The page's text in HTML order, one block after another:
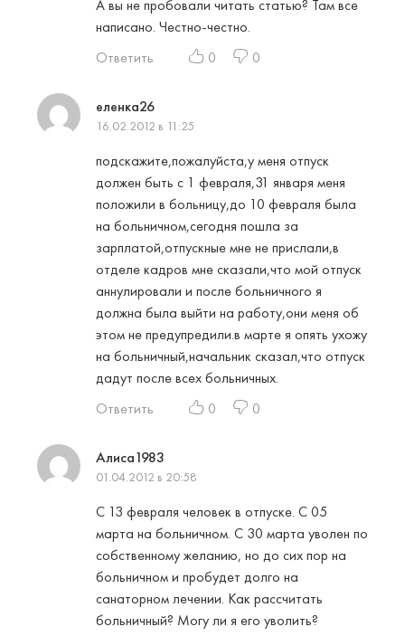
А вы не пробовали читать статью? Там все
написано. Честно-честно.
Ответить
0 0
еленка26
16.02.2012 в 11:25
подскажите,пожалуйста,у меня отпуск
должен быть с 1 февраля,31 января меня
положили в больницу,до 10 февраля была
на больничном,сегодня пошла за
зарплатой,отпускные мне не прислали,в
отделе кадров мне сказали,что мой отпуск
аннулировали и после больничного я
должна была выйти на работу,они меня об
этом не предупредили.в марте я опять ухожу
на больничный,начальник сказал,что отпуск
дадут после всех больничных.
Ответить
0 0
Алиса1983
01.04.2012 в 20:58
С 13 февраля человек в отпуске. С 05
марта на больничном. С 30 марта уволен по
собственному желанию, но до сих пор на
больничном и пробудет долго на
санаторном лечении. Как рассчитать
больничный? Могу ли я его уволить?